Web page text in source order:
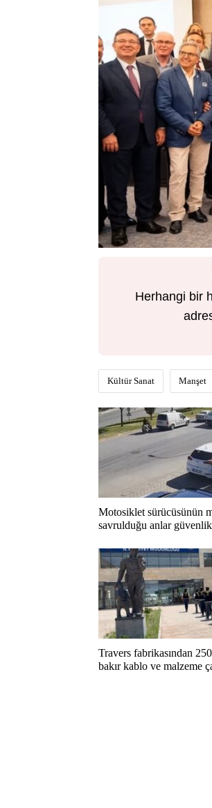
Herhangi bir
Kültür Sanat Manşet
Motosiklet sürücüsünün
savrulduğu anlar güvenlik
Travers fabrikasından
bakır kablo ve malzeme